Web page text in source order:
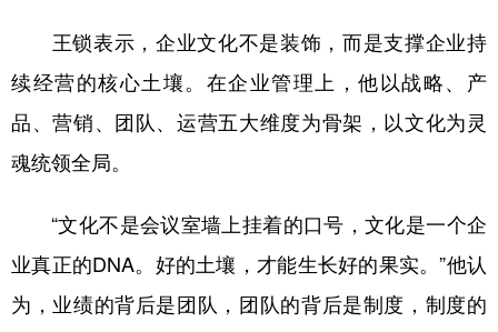
多语种频道
English Español Français عربى
Русский язык
Deutsch Português
王锁表示，企业文化不是装饰，而是支撑企业持
续经营的核心土壤。在企业管理上，他以战略、产
品、营销、团队、运营五大维度为骨架，以文化为灵
魂统领全局。
“文化不是会议室墙上挂着的口号，文化是一个企
业真正的DNA。好的土壤，才能生长好的果实。”他认
为，业绩的背后是团队，团队的背后是制度，制度的